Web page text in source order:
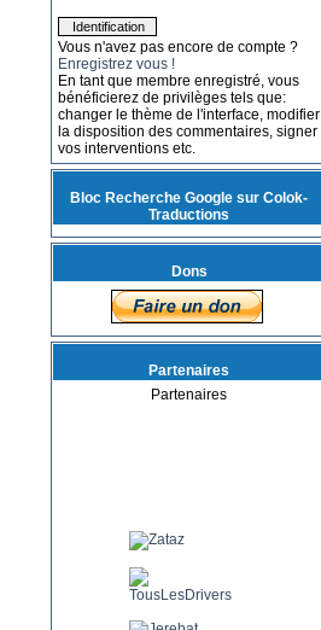
Vous n'avez pas encore de compte ?
Enregistrez vous !
En tant que membre enregistré, vous
bénéficierez de privilèges tels que:
changer le thème de l'interface, modifier
la disposition des commentaires, signer
vos interventions etc.
Bloc Recherche Google sur Colok-
Traductions
Dons
Partenaires
Partenaires